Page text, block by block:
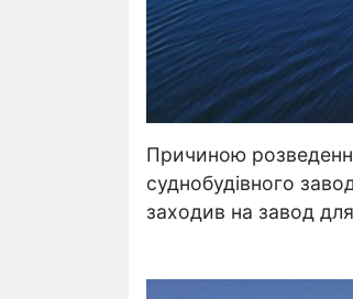
Причиною
суднобудівного
заходив на завод